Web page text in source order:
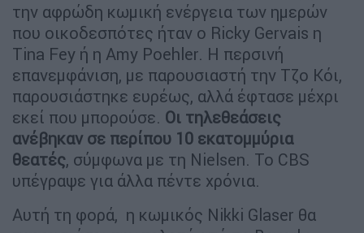
την αφρώδη κωμική ενέργεια των ημερών
που οικοδεσπότες ήταν ο Ricky Gervais η
Tina Fey ή η Amy Poehler. Η περσινή
επανεμφάνιση, με παρουσιαστή την Τζο Κόι,
παρουσιάστηκε ευρέως, αλλά έφτασε μέχρι
εκεί που μπορούσε. Οι τηλεθεάσεις
ανέβηκαν σε περίπου 10 εκατομμύρια
θεατές, σύμφωνα με τη Nielsen. Το CBS
υπέγραψε για άλλα πέντε χρόνια.
Αυτή τη φορά, η κωμικός Nikki Glaser θα